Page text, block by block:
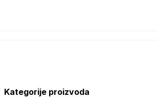
Kategorije proizvoda